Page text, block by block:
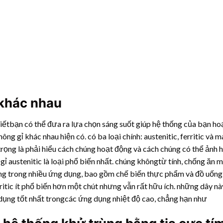
nhau
có thể đưa ra lựa chọn sáng suốt giúp hệ thống của bạn
gỉ khác nhau hiện có. có ba loại chính: austenitic, ferritic và
là phải hiểu cách chúng hoạt động và cách chúng có thể ảnh
là loại phổ biến nhất. chúng khôngtừ tính, chống ăn
trong nhiều ứng dụng, bao gồm chế biến thực phẩm và đồ
ít phổ biến hơn một chút nhưng vẫn rất hữu ích. những dây
tốt nhất trongcác ứng dụng nhiệt độ cao, chẳng hạn như